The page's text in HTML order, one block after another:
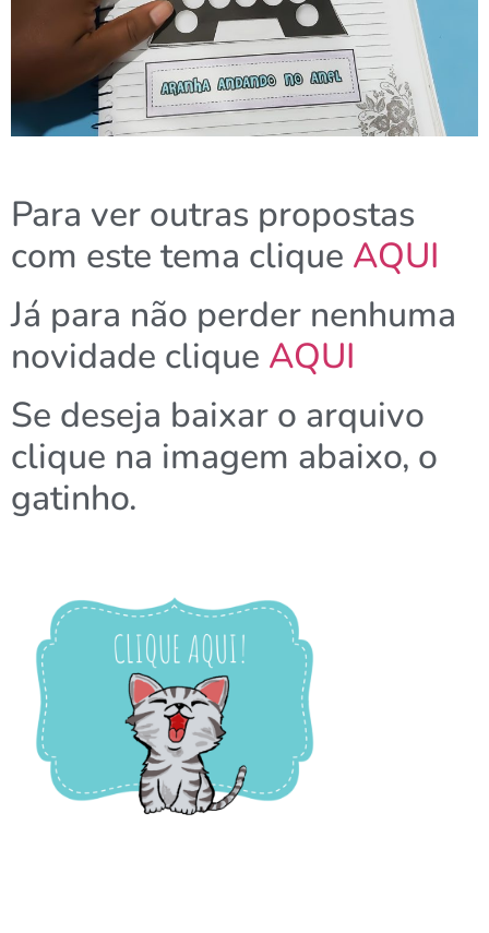
Para ver outras propostas
com este tema clique AQUI
Já para não perder nenhuma
novidade clique AQUI
Se deseja baixar o arquivo
clique na imagem abaixo, o
gatinho.